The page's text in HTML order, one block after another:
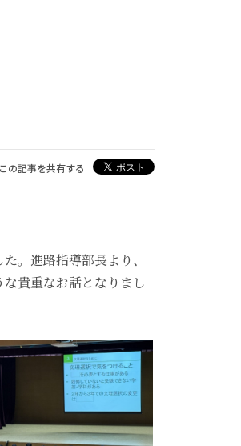
この記事を共有する
。進路指導部長より、
貴重なお話となりまし